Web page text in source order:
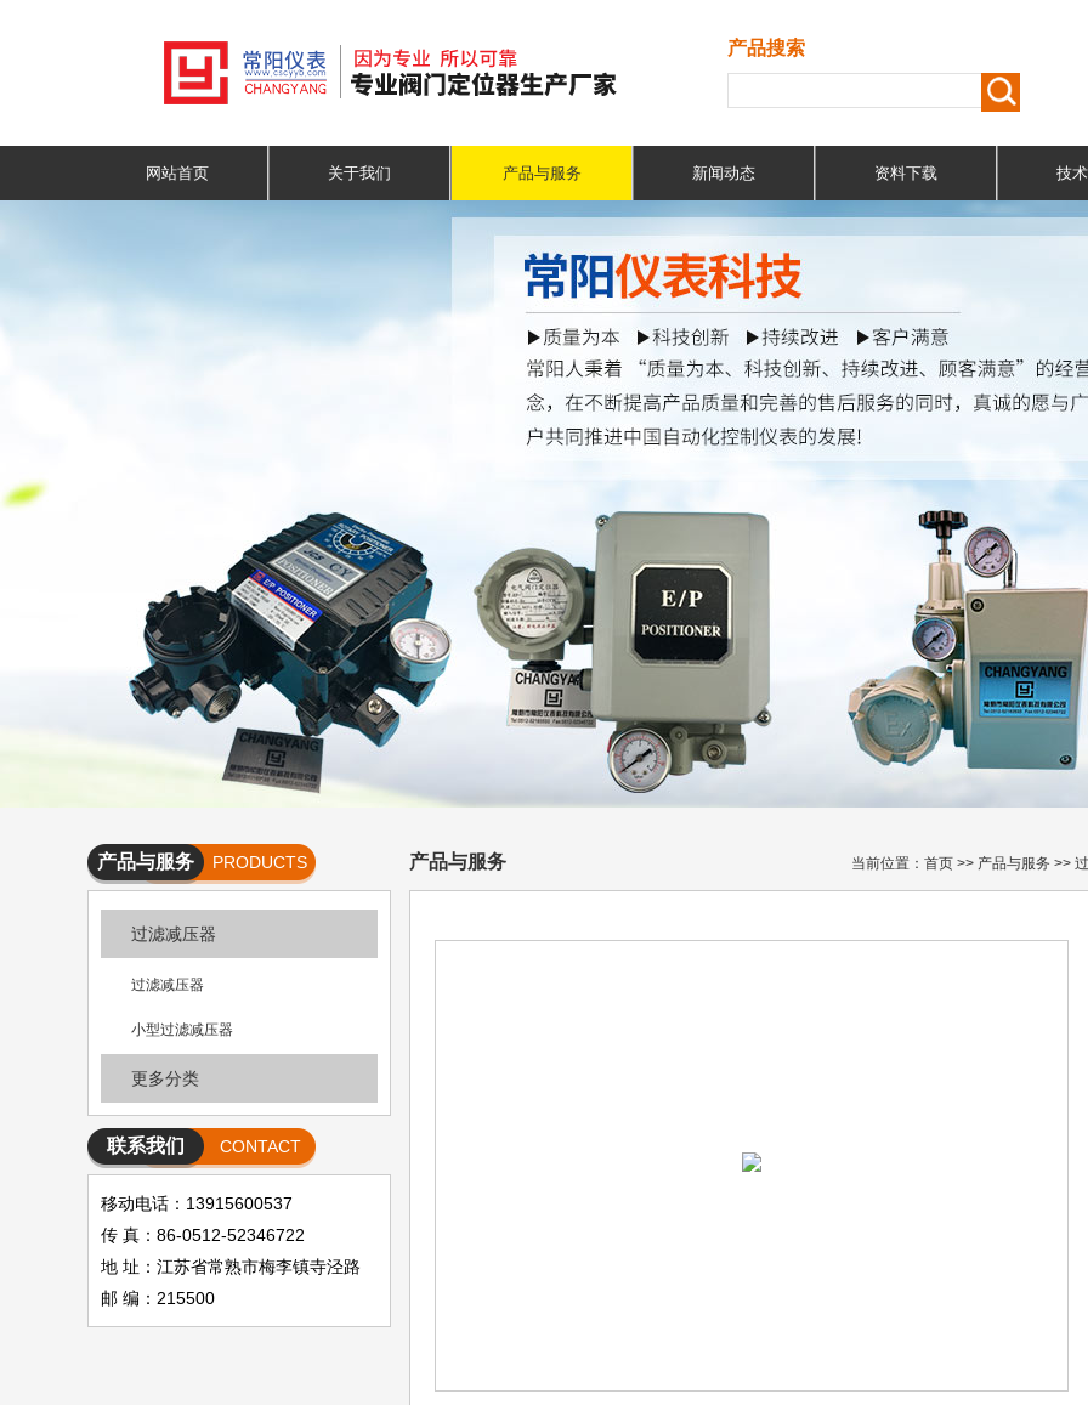
产品搜索
网站首页 关于我们 产品与服务 新闻动态 资料下载 技
产品与服务
PRODUCTS
过滤减压器
过滤减压器
小型过滤减压器
更多分类
联系我们 CONTACT
移动电话：13915600537
传 真：86-0512-52346722
地 址：江苏省常熟市梅李镇寺泾路
邮 编：215500
产品与服务 当前位置： 首页 >> 产品与服务 >>